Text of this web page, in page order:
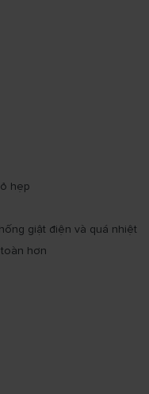
hẹp
giật điện và quá nhiệt
hơn